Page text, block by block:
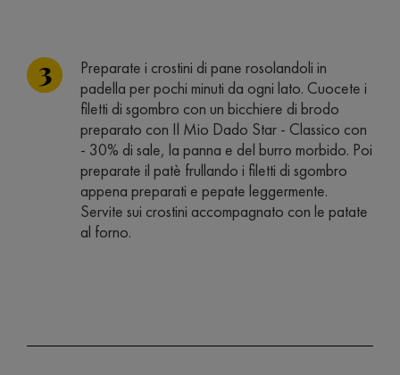
Preparate i crostini di pane rosolandoli in
padella per pochi minuti da ogni lato. Cuocete i
filetti di sgombro con un bicchiere di brodo
preparato con Il Mio Dado Star - Classico con
- 30% di sale, la panna e del burro morbido. Poi
preparate il patè frullando i filetti di sgombro
appena preparati e pepate leggermente.
Servite sui crostini accompagnato con le patate
al forno.